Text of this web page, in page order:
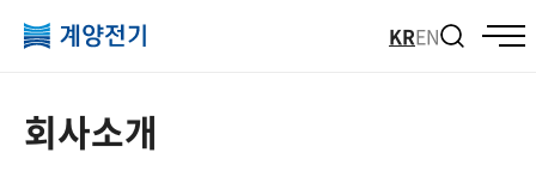
KREN
회사소개